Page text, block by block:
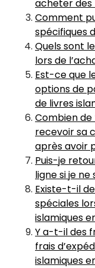
acheter des
Comment
spécifiques
Quels sont
lors de
Est-ce que
options de
de livres
Combien
recevoir sa
après avoir
Puis-je
ligne si je
Existe-t-il
spéciales
islamiques
Y a-t-il des
frais
islamiques